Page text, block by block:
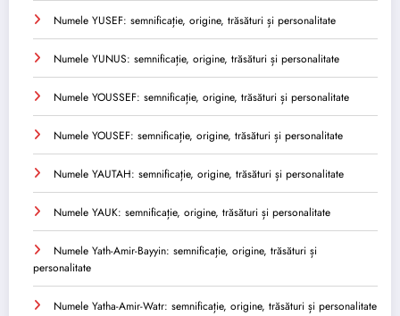
Numele YUSEF: semnificație, origine, trăsături și personalitate
Numele YUNUS: semnificație, origine, trăsături și personalitate
Numele YOUSSEF: semnificație, origine, trăsături și personalitate
Numele YOUSEF: semnificație, origine, trăsături și personalitate
Numele YAUTAH: semnificație, origine, trăsături și personalitate
Numele YAUK: semnificație, origine, trăsături și personalitate
Numele Yath-Amir-Bayyin: semnificație, origine, trăsături și
personalitate
Numele Yatha-Amir-Watr: semnificație, origine, trăsături și personalitate